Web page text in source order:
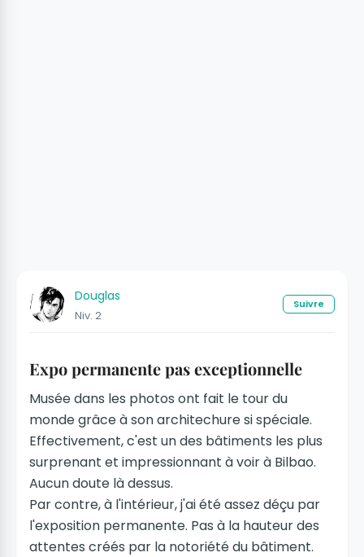
Douglas
Niv. 2
Suivre
Expo permanente pas exceptionnelle
Musée dans les photos ont fait le tour du
monde grâce à son architechure si spéciale.
Effectivement, c'est un des bâtiments les plus
surprenant et impressionnant à voir à Bilbao.
Aucun doute là dessus.
Par contre, à l'intérieur, j'ai été assez déçu par
l'exposition permanente. Pas à la hauteur des
attentes créés par la notoriété du bâtiment.